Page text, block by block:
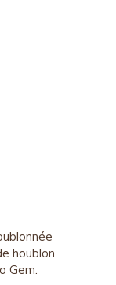
houblon
Gem.